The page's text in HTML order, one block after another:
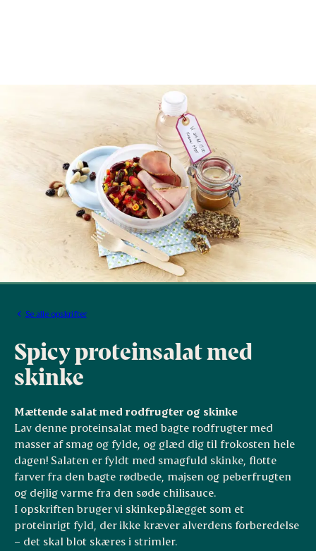
Se alle opskrifter
Spicy proteinsalat med
skinke
Mættende salat med rodfrugter og skinke
Lav denne proteinsalat med bagte rodfrugter med
masser af smag og fylde, og glæd dig til frokosten hele
dagen! Salaten er fyldt med smagfuld skinke, flotte
farver fra den bagte rødbede, majsen og peberfrugten
og dejlig varme fra den søde chilisauce.
I opskriften bruger vi skinkepålægget som et
proteinrigt fyld, der ikke kræver alverdens forberedelse
– det skal blot skæres i strimler.